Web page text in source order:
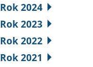
Rok 2024
Rok 2023
Rok 2022
Rok 2021